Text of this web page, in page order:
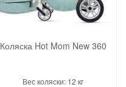
Коляска Hot Mom New 360
Вес коляски: 12 кг